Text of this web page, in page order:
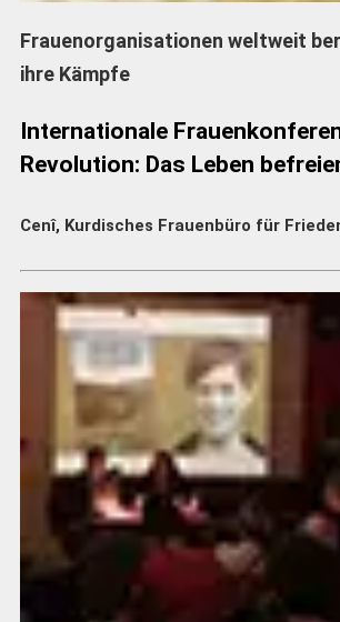
Frauenorganisationen weltweit
ihre Kämpfe
Internationale
Revolution: Das Leben
Cenî, Kurdisches Frauenbüro für